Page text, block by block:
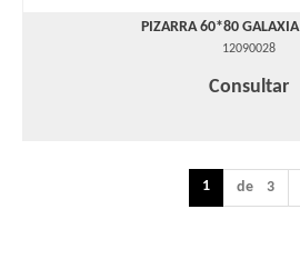
PIZARRA 60*80 GALAXIA
12090028
Consultar
1 de 3